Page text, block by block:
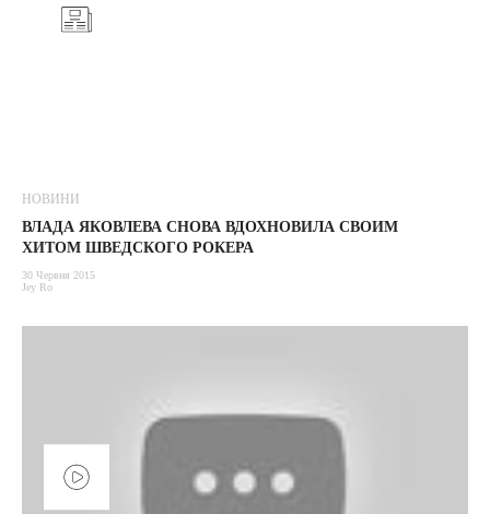
НОВИНИ
ВЛАДА ЯКОВЛЕВА СНОВА ВДОХНОВИЛА СВОИМ
ХИТОМ ШВЕДСКОГО РОКЕРА
30 Червня 2015
Jey Ro